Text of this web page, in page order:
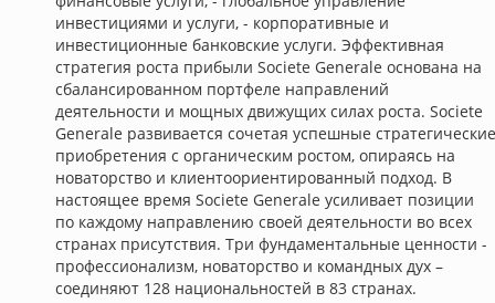
инвестициями и услуги, - корпоративные и
инвестиционные банковские услуги. Эффективная
стратегия роста прибыли Societe Generale основана на
сбалансированном портфеле направлений
деятельности и мощных движущих силах роста. Societe
Generale развивается сочетая успешные стратегические
приобретения с органическим ростом, опираясь на
новаторство и клиентоориентированный подход. В
настоящее время Societe Generale усиливает позиции
по каждому направлению своей деятельности во всех
странах присутствия. Три фундаментальные ценности -
профессионализм, новаторство и командных дух –
соединяют 128 национальностей в 83 странах.